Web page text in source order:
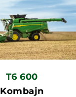
T6 600
Kombajn